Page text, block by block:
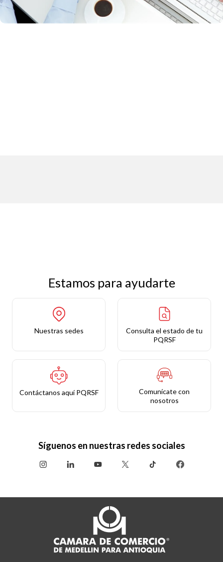
Estamos para ayudarte
Nuestras sedes
Consulta el estado de tu
PQRSF
Contáctanos aquí PQRSF
Comunícate con
nosotros
Síguenos en nuestras redes sociales